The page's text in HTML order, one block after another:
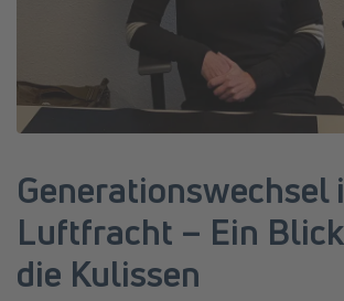
Generationswechsel
Luftfracht – Ein
die Kulissen